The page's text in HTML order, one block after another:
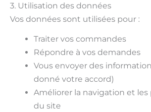
3. Utilisation des données
Vos données sont utilisées pour :
Traiter vos commandes
Répondre à vos demandes
Vous envoyer des
donné votre accord)
Améliorer la navigation et
du site